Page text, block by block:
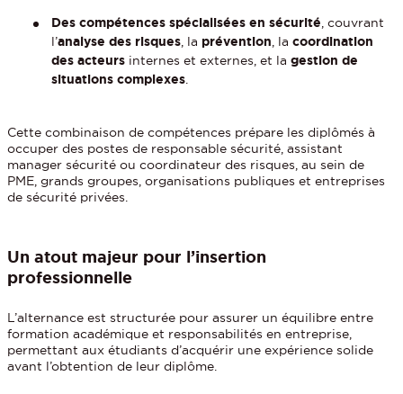
Des compétences spécialisées en sécurité , couvrant
l’analyse des risques , la prévention , lacoordination
des acteurs internes et externes, et lagestion de
situations complexes
Cette combinaison de compétences prépare les diplômés à
occuper des postes de responsable sécurité, assistant
manager sécurité ou coordinateur des risques, au sein de
PME, grands groupes, organisations publiques et entreprises
de sécurité privées.
Un atout majeur pour l’insertion
professionnelle
L’alternance est structurée pour assurer un équilibre entre
formation académique et responsabilités en entreprise,
permettant aux étudiants d’acquérir une expérience solide
avant l’obtention de leur diplôme.